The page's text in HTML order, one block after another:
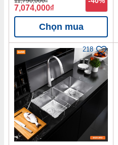
7,074,000đ
Chọn mua
218